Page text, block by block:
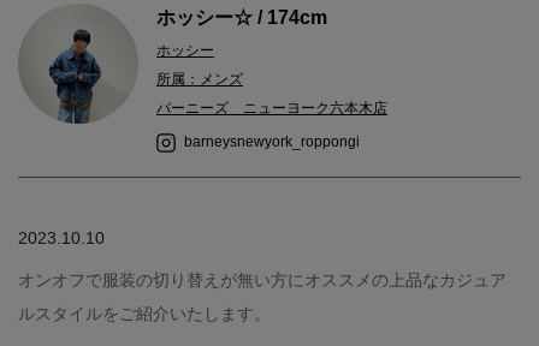
ホッシー☆ / 174cm
ホッシー
所属：メンズ
バーニーズ ニューヨーク六本木店
barneysnewyork_roppongi
2023.10.10
オンオフで服装の切り替えが無い方にオススメの上品なカジュア
ルスタイルをご紹介いたします。